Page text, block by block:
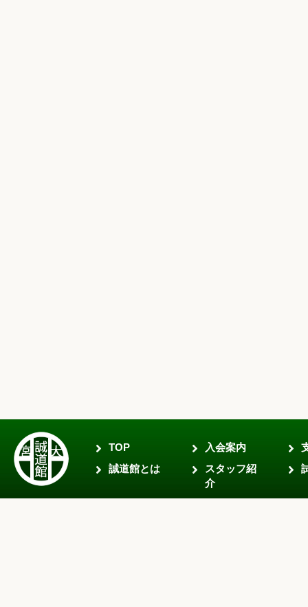
TOP
誠道館とは
入会案内
スタッフ紹
介